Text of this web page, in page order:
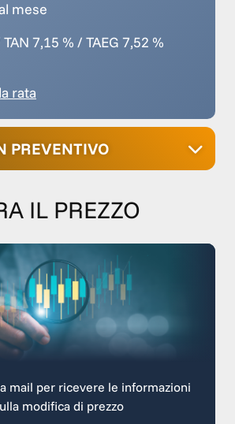
mese
7,15 % / TAEG 7,52 %
rata
PREVENTIVO
IL PREZZO
mail per ricevere le informazioni
modifica di prezzo